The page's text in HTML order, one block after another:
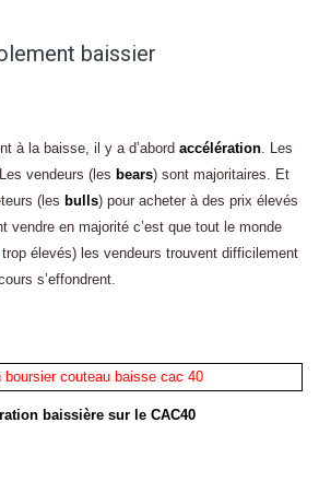
baissier
à la baisse, il y a d’abord accélération. Les
vendeurs (les bears) sont majoritaires. Et
(les bulls) pour acheter à des prix élevés
vendre en majorité c’est que tout le monde
élevés) les vendeurs trouvent difficilement
s’effondrent.
baissière sur le CAC40